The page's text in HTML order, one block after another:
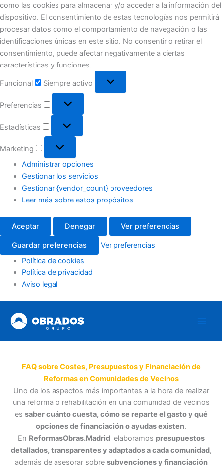
como las cookies para almacenar y/o acceder a la información del
dispositivo. El consentimiento de estas tecnologías nos permitirá
procesar datos como el comportamiento de navegación o las
identificaciones únicas en este sitio. No consentir o retirar el
consentimiento, puede afectar negativamente a ciertas
características y funciones.
Funcional Siempre activo
Preferencias
Preferencias
Estadísticas
Estadísticas
Marketing
Marketing
Administrar opciones
Gestionar los servicios
Gestionar {vendor_count} proveedores
Leer más sobre estos propósitos
Aceptar Denegar Ver preferencias
Guardar preferencias
Ver preferencias
Política de cookies
Política de privacidad
Aviso legal
contenido
FAQ sobre Costes, Presupuestos y Financiación de
Reformas en Comunidades de Vecinos
Uno de los aspectos más importantes a la hora de realizar
una reforma o rehabilitación en una comunidad de vecinos
es saber cuánto cuesta, cómo se reparte el gasto y qué
opciones de financiación o ayudas existen.
En ReformasObras.Madrid, elaboramos presupuestos
detallados, transparentes y adaptados a cada comunidad,
además de asesorar sobre subvenciones y financiación